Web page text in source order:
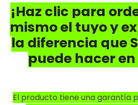
¡Haz clic para
mismo el tuyo y
la diferencia que
puede hacer
El producto tiene una garantía